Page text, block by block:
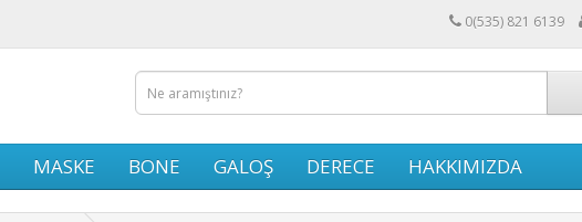
0(535) 821 6139
MASKE BONE GALOŞ DERECE HAKKIMIZDA